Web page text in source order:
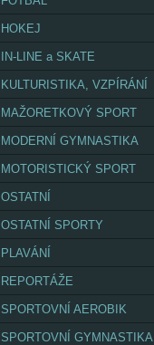
HOKEJ
IN-LINE a SKATE
KULTURISTIKA, VZPÍRÁNÍ
MAŽORETKOVÝ SPORT
MODERNÍ GYMNASTIKA
MOTORISTICKÝ SPORT
OSTATNÍ
OSTATNÍ SPORTY
PLAVÁNÍ
REPORTÁŽE
SPORTOVNÍ AEROBIK
SPORTOVNÍ GYMNASTIKA